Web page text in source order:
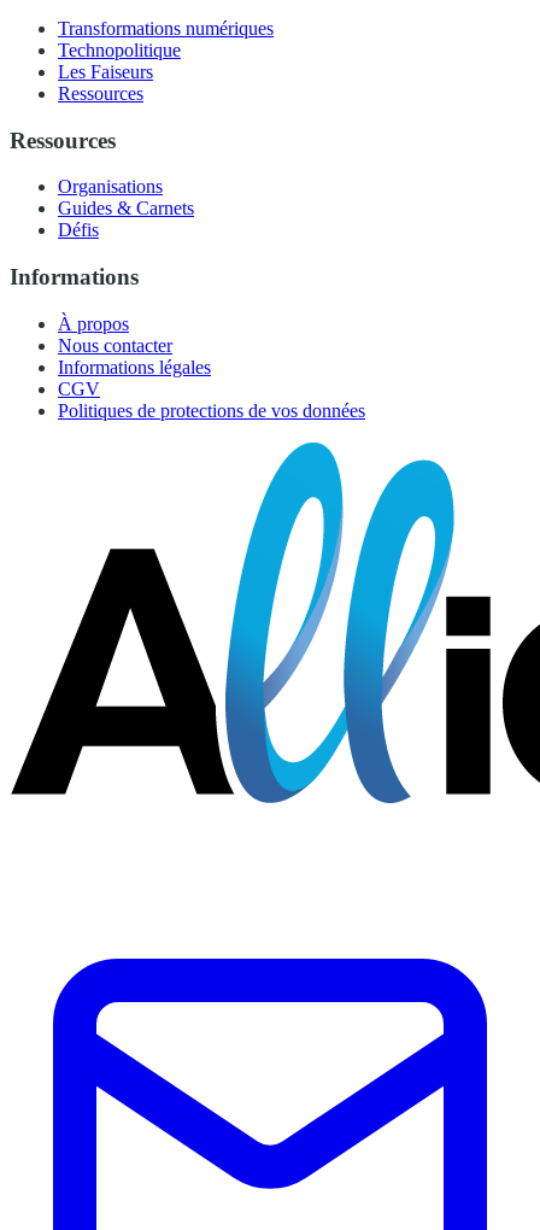
Transformations numériques
Technopolitique
Les Faiseurs
Ressources
Ressources
Organisations
Guides & Carnets
Défis
Informations
À propos
Nous contacter
Informations légales
CGV
Politiques de protections de vos données